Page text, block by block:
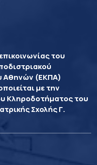
του
Αθηνών (ΕΚΠΑ)
με την
Κληροδοτήματος του
Σχολής Γ.